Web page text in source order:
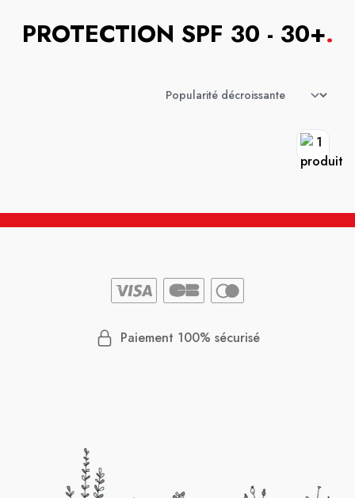
PROTECTION SPF 30 - 30+.
Paiement 100% sécurisé